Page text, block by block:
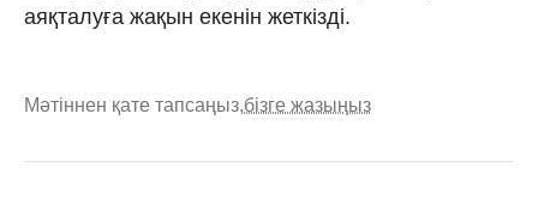
аяқталуға жақын екенін жеткізді.
Мәтіннен қате тапсаңыз,бізге жазыңыз